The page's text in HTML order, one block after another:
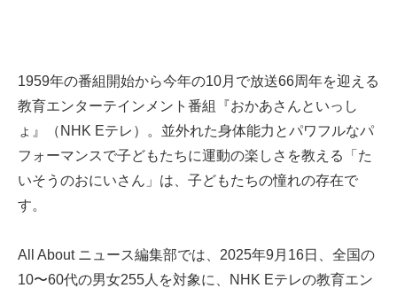
1959年の番組開始から今年の10月で放送66周年を迎える
教育エンターテインメント番組『おかあさんといっし
ょ』（NHK Eテレ）。並外れた身体能力とパワフルなパ
フォーマンスで子どもたちに運動の楽しさを教える「た
いそうのおにいさん」は、子どもたちの憧れの存在で
す。
All About ニュース編集部では、2025年9月16日、全国の
10〜60代の男女255人を対象に、NHK Eテレの教育エン